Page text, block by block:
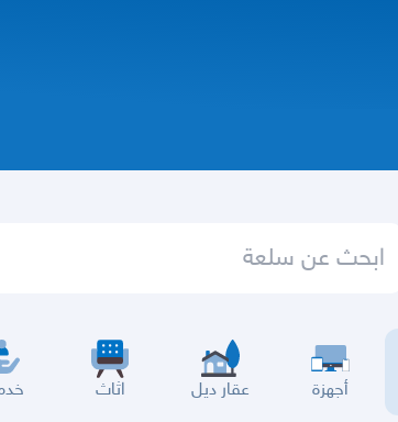
أجهزة عقار ديل اثاث